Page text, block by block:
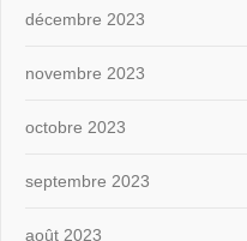
décembre 2023
novembre 2023
octobre 2023
septembre 2023
août 2023